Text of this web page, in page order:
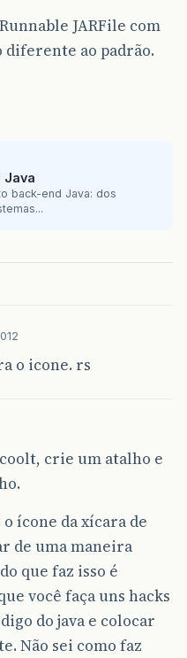
JARFile com
ao padrão.
Java
back-end Java: dos
o icone. rs
crie um atalho e
ícone da xícara de
de uma maneira
que faz isso é
você faça uns hacks
do java e colocar
Não sei como faz